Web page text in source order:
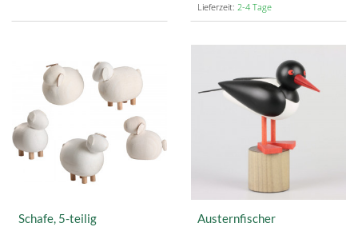
Lieferzeit: 2-4 Tage
Schafe, 5-teilig Austernfischer